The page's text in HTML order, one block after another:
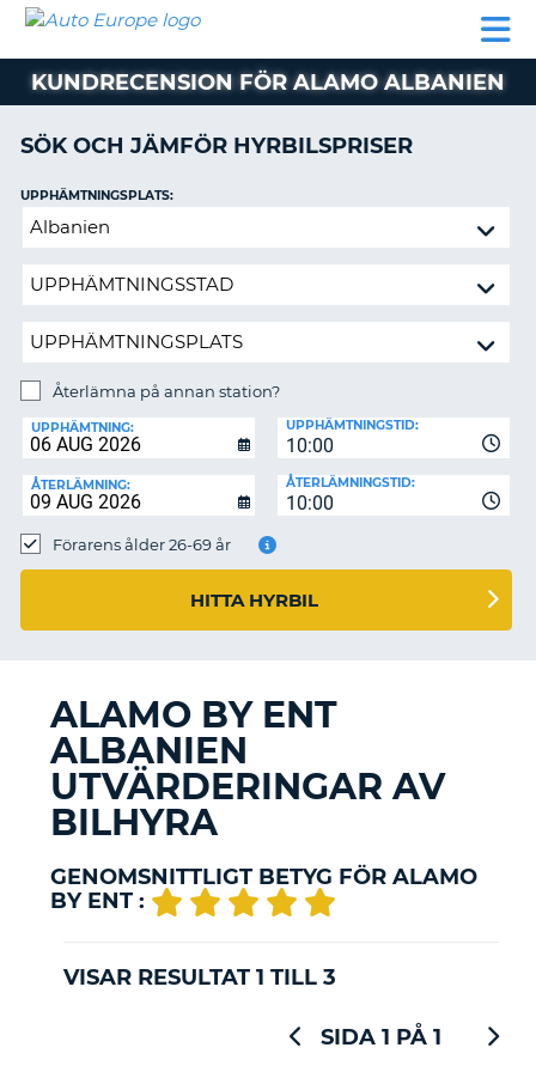
HYRBIL
HYRA
PARTNER
AUTO
EUROPE
HYRBIL
HYRA
HUSBIL
MIN
MEDLEMSINFORMATION
ADMINISTRERA
BOKNING
SVERIGE
KUNDRECENSION FÖR ALAMO ALBANIEN
SÖK OCH JÄMFÖR HYRBILSPRISER
Återlämna
annan
UPPHÄMTNINGSPLATS:
Återlämna på annan station?
UPPHÄMTNING:
10:00
UPPHÄMTNINGSTID:
ÅTERLÄMNING:
10:00
ÅTERLÄMNINGSTID:
Förarens ålder 26-69 år
HITTA HYRBIL
ALAMO BY ENT
ALBANIEN
UTVÄRDERINGAR AV
BILHYRA
GENOMSNITTLIGT BETYG FÖR ALAMO
BY ENT :
VISAR RESULTAT 1 TILL 3
SIDA 1 PÅ 1